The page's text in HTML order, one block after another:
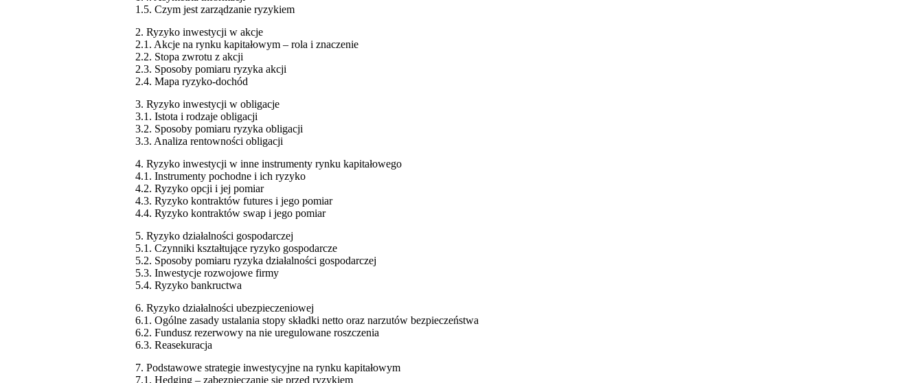
1.5. Czym jest zarządzanie ryzykiem
2. Ryzyko inwestycji w akcje
2.1. Akcje na rynku kapitałowym – rola i znaczenie
2.2. Stopa zwrotu z akcji
2.3. Sposoby pomiaru ryzyka akcji
2.4. Mapa ryzyko-dochód
3. Ryzyko inwestycji w obligacje
3.1. Istota i rodzaje obligacji
3.2. Sposoby pomiaru ryzyka obligacji
3.3. Analiza rentowności obligacji
4. Ryzyko inwestycji w inne instrumenty rynku kapitałowego
4.1. Instrumenty pochodne i ich ryzyko
4.2. Ryzyko opcji i jej pomiar
4.3. Ryzyko kontraktów futures i jego pomiar
4.4. Ryzyko kontraktów swap i jego pomiar
5. Ryzyko działalności gospodarczej
5.1. Czynniki kształtujące ryzyko gospodarcze
5.2. Sposoby pomiaru ryzyka działalności gospodarczej
5.3. Inwestycje rozwojowe firmy
5.4. Ryzyko bankructwa
6. Ryzyko działalności ubezpieczeniowej
6.1. Ogólne zasady ustalania stopy składki netto oraz narzutów bezpieczeństwa
6.2. Fundusz rezerwowy na nie uregulowane roszczenia
6.3. Reasekuracja
7. Podstawowe strategie inwestycyjne na rynku kapitałowym
7.1. Hedging – zabezpieczanie się przed ryzykiem